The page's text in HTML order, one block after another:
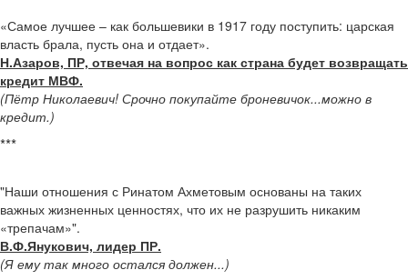
«Самое лучшее – как большевики в 1917 году поступить: царская
власть брала, пусть она и отдает».
Н.Азаров, ПР, отвечая на вопрос как страна будет возвращать
кредит МВФ.
(Пётр Николаевич! Срочно покупайте броневичок...можно в
кредит.)
***
"Наши отношения с Ринатом Ахметовым основаны на таких
важных жизненных ценностях, что их не разрушить никаким
«трепачам»".
В.Ф.Янукович, лидер ПР.
(Я ему так много остался должен...)